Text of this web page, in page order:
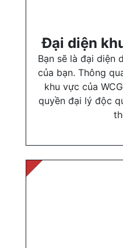
Đại diện
Bạn sẽ là đại diện
của bạn. Thông
khu vực của
quyền đại lý độc